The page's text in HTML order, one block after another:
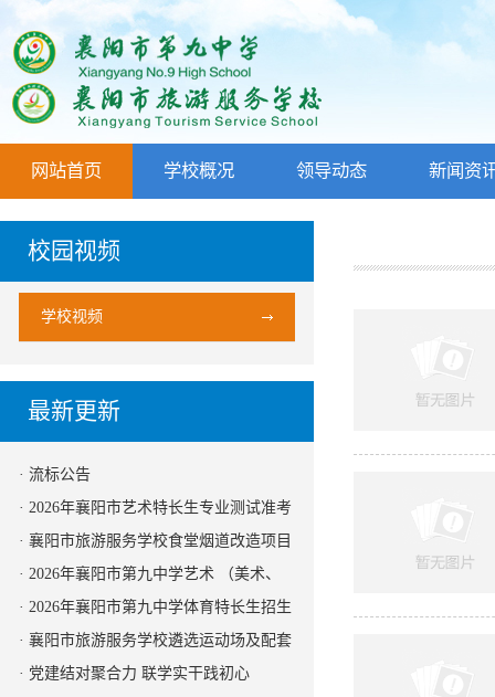
网站首页 学校概况 领导动态 新闻资
校园视频
学校视频
最新更新
· 流标公告
· 2026年襄阳市艺术特长生专业测试准考
证下载操作说明
· 襄阳市旅游服务学校食堂烟道改造项目
招标公告
· 2026年襄阳市第九中学艺术 （美术、
音乐、舞蹈）特长生招生公告
· 2026年襄阳市第九中学体育特长生招生
公告
· 襄阳市旅游服务学校遴选运动场及配套
设施设备改造项目采购代理机构的公告
· 党建结对聚合力 联学实干践初心